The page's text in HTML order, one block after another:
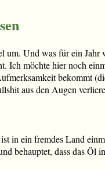
um. Und was für ein
Ich möchte hier noch
bekommt
aus den Augen
in ein fremdes Land
behauptet, dass das